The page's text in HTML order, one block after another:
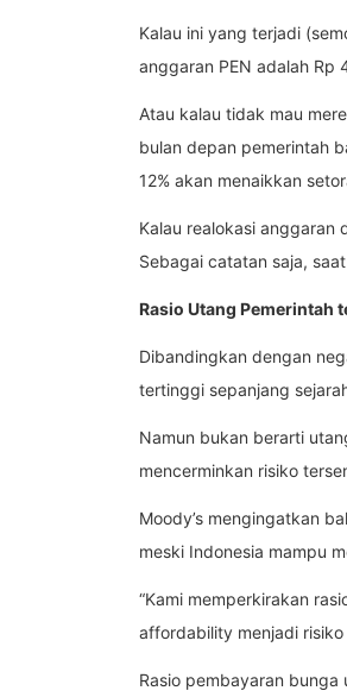
Kalau ini yang terjadi
anggaran PEN adalah Rp
Atau kalau tidak mau
bulan depan pemerintah
12% akan menaikkan
Kalau realokasi anggaran
Sebagai catatan saja,
Rasio Utang Pemerintah
Dibandingkan dengan
tertinggi sepanjang
Namun bukan berarti
mencerminkan risiko
Moody’s mengingatkan
meski Indonesia mampu
“Kami memperkirakan
affordability menjadi risiko
Rasio pembayaran